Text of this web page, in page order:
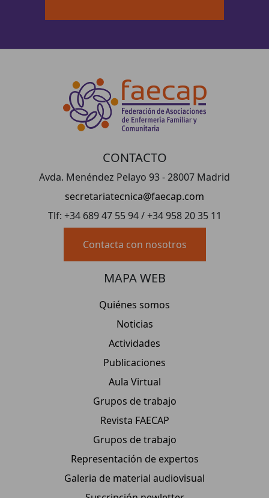
CONTACTO
Avda. Menéndez Pelayo 93 - 28007 Madrid
secretariatecnica@faecap.com
Tlf: +34 689 47 55 94 / +34 958 20 35 11
Contacta con nosotros
MAPA WEB
Quiénes somos
Noticias
Actividades
Publicaciones
Aula Virtual
Grupos de trabajo
Revista FAECAP
Grupos de trabajo
Representación de expertos
Galeria de material audiovisual